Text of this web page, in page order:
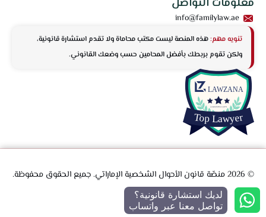
info@familylaw.ae
تنويه مهم:هذه المنصة ليست مكتب محاماة ولا تقدم استشارة قانونية،
ولكن تقوم بربطك بأفضل المحامين حسب وضعك القانوني.
© 2026 منصّة قانون الأحوال الشخصية الإماراتي. جميع الحقوق محفوظة.
لديك استشارة قانونية؟
تواصل معنا عبر واتساب